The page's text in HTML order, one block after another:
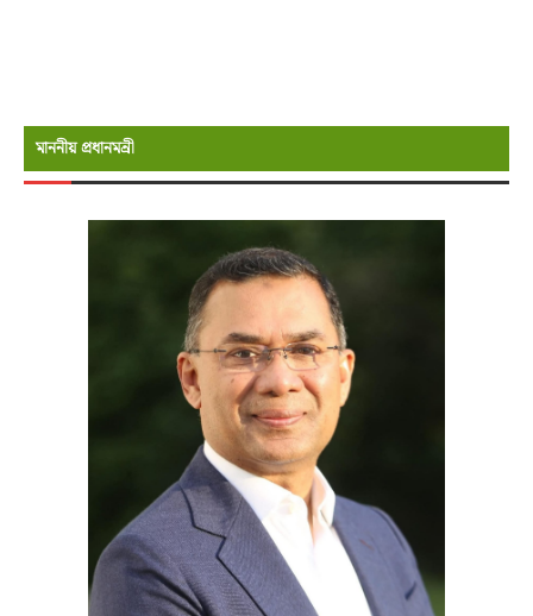
মাননীয় প্রধানমন্রী